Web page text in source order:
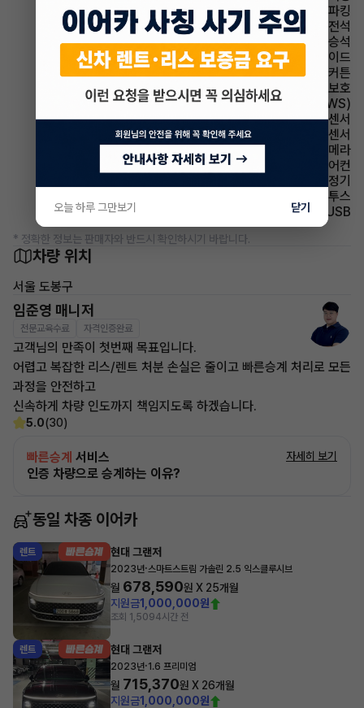
파킹 전자식 파킹
에어백 운전석
에어백 동승석
에어백 사이드
에어백 커튼
에어백 무릎보호
주행안전 차선이탈경보(LDWS)
주차보조 전방감지센서
주차보조 후방감지센서
주차보조 후방카메라
에어컨 풀오토에어컨
에어컨 공기청정기
유무선단자 블루투스
유무선단자 USB
* 정확한 정보는 판매자와 반드시 확인하시기 바랍니다.
차량 위치
서울 도봉구
임준영 매니저
전문교육수료 자격인증완료
고객님의 만족이 첫번째 목표입니다.
어렵고 복잡한 리스/렌트 처분 손실은 줄이고 빠른승계 처리로 모든
과정을 안전하고
신속하게 차량 인도까지 책임지도록 하겠습니다.
5.0(30)
빠른승계 서비스
인증 차량으로 승계하는 이유?
자세히 보기
동일 차종 이어카
렌트 현대 그랜저
2023년·스마트스트림 가솔린 2.5 익스클루시브
월 678,590원 X 25개월
지원금1,000,000원
조회 1,5094시간 전
렌트 현대 그랜저
2023년·1.6 프리미엄
월 715,370원 X 26개월
지원금1,000,000원
오늘 하루 그만보기 닫기